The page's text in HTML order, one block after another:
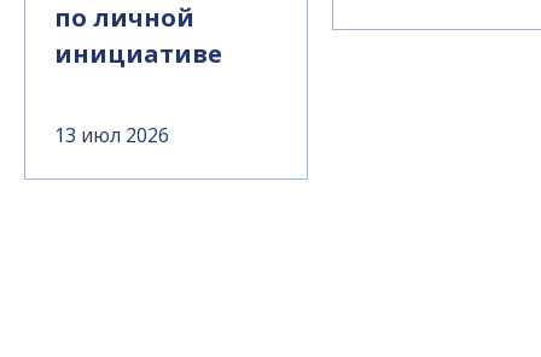
по личной
инициативе
13 июл 2026